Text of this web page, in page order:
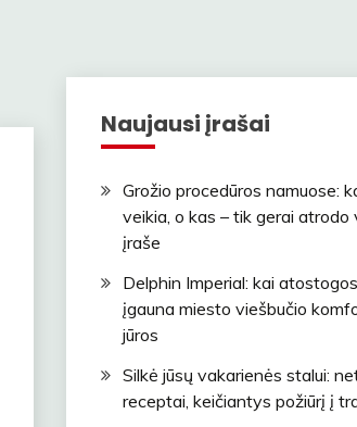
Naujausi įrašai
Grožio procedūros namuose:
veikia, o kas – tik gerai atrodo
įraše
Delphin Imperial: kai
įgauna miesto viešbučio
jūros
Silkė jūsų vakarienės stalui:
receptai, keičiantys požiūrį į